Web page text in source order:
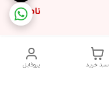
ناموجود
پروفایل سبد خرید